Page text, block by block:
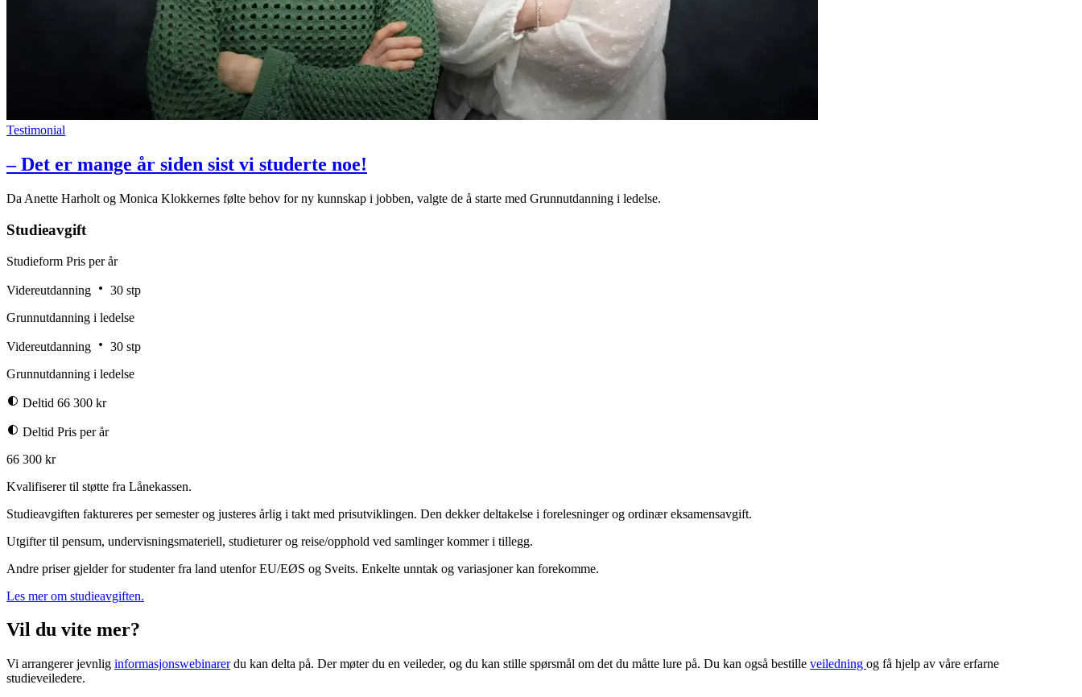
Testimonial
– Det er mange år siden sist vi studerte noe!
Da Anette Harholt og Monica Klokkernes følte behov for ny kunnskap i jobben, valgte de å starte med Grunnutdanning i ledelse.
Studieavgift
Studieform Pris per år
Videreutdanning
30 stp
Grunnutdanning i ledelse
Videreutdanning
30 stp
Grunnutdanning i ledelse
Deltid 66 300 kr
Deltid Pris per år
66 300 kr
Kvalifiserer til støtte fra Lånekassen.
Studieavgiften faktureres per semester og justeres årlig i takt med prisutviklingen. Den dekker deltakelse i forelesninger og ordinær eksamensavgift.
Utgifter til pensum, undervisningsmateriell, studieturer og reise/opphold ved samlinger kommer i tillegg.
Andre priser gjelder for studenter fra land utenfor EU/EØS og Sveits. Enkelte unntak og variasjoner kan forekomme.
Les mer om studieavgiften.
Vil du vite mer?
Vi arrangerer jevnlig informasjonswebinarerdu kan delta på. Der møter du en veileder, og du kan stille spørsmål om det du måtte lure på. Du kan også bestille veiledning og få hjelp av våre erfarne
studieveiledere.